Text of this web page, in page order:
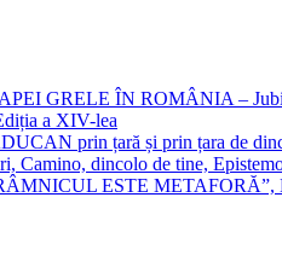
GRELE ÎN ROMÂNIA –
a XIV-lea
prin țară și prin țara de
Camino, dincolo de tine,
ESTE METAFORĂ”,